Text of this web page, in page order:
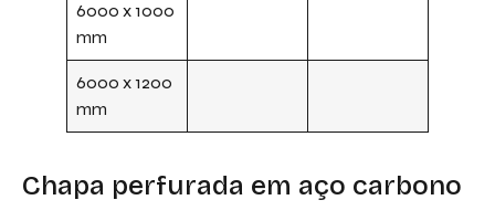
6000 x 1000
mm
6000 x 1200
mm
Chapa perfurada em aço carbono